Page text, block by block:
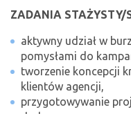
ZADANIA STAŻYSTY/
aktywny udział w
pomysłami do
tworzenie koncepcji
klientów agencji,
przygotowywanie